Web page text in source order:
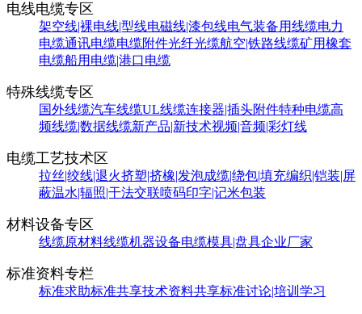
电线电缆专区
架空线|裸电线|型线电磁线|漆包线电气装备用线缆电力
电缆通讯电缆电缆附件光纤光缆航空|铁路线缆矿用橡套
电缆船用电缆|港口电缆
特殊线缆专区
国外线缆汽车线缆UL线缆连接器|插头附件特种电缆高
频线缆|数据线缆新产品|新技术视频|音频|彩灯线
电缆工艺技术区
拉丝|绞线|退火挤塑|挤橡|发泡成缆|绕包|填充编织|铠装|屏
蔽温水|辐照|干法交联喷码印字|记米包装
材料设备专区
线缆原材料线缆机器设备电缆模具|盘具企业厂家
标准资料专栏
标准求助标准共享技术资料共享标准讨论|培训学习